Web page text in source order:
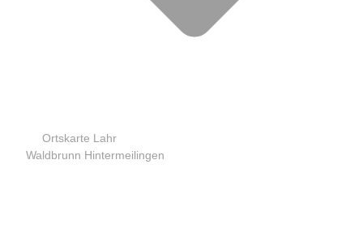
Ortskarte Lahr
Waldbrunn Hintermeilingen